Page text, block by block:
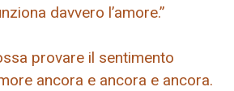
davvero l’amore.”
provare il sentimento
ancora e ancora e ancora.